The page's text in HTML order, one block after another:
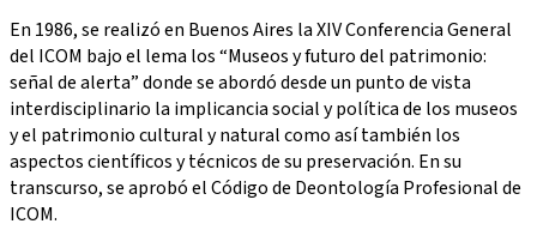
En 1986, se realizó en Buenos Aires la XIV Conferencia General
del ICOM bajo el lema los “Museos y futuro del patrimonio:
señal de alerta” donde se abordó desde un punto de vista
interdisciplinario la implicancia social y política de los museos
y el patrimonio cultural y natural como así también los
aspectos científicos y técnicos de su preservación. En su
transcurso, se aprobó el Código de Deontología Profesional de
ICOM.